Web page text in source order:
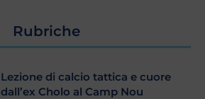
Rubriche
Lezione di calcio tattica e cuore
dall’ex Cholo al Camp Nou